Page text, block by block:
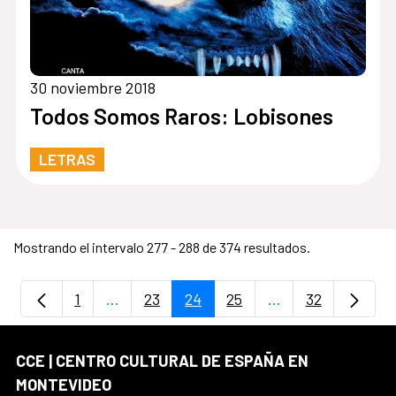
30 noviembre 2018
Todos Somos Raros: Lobisones
LETRAS
Mostrando el intervalo 277 - 288 de 374 resultados.
Página
1 ...Páginas intermedias Use TAB para
Página
23 Página
24 Página
25 ...PáginasPágina
32
CCE | CENTRO CULTURAL DE ESPAÑA EN
MONTEVIDEO